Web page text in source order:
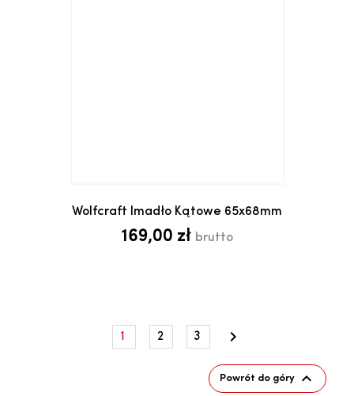
Wolfcraft Imadło Kątowe 65x68mm
169,00 zł brutto
1 2 3 
Powrót do góry 